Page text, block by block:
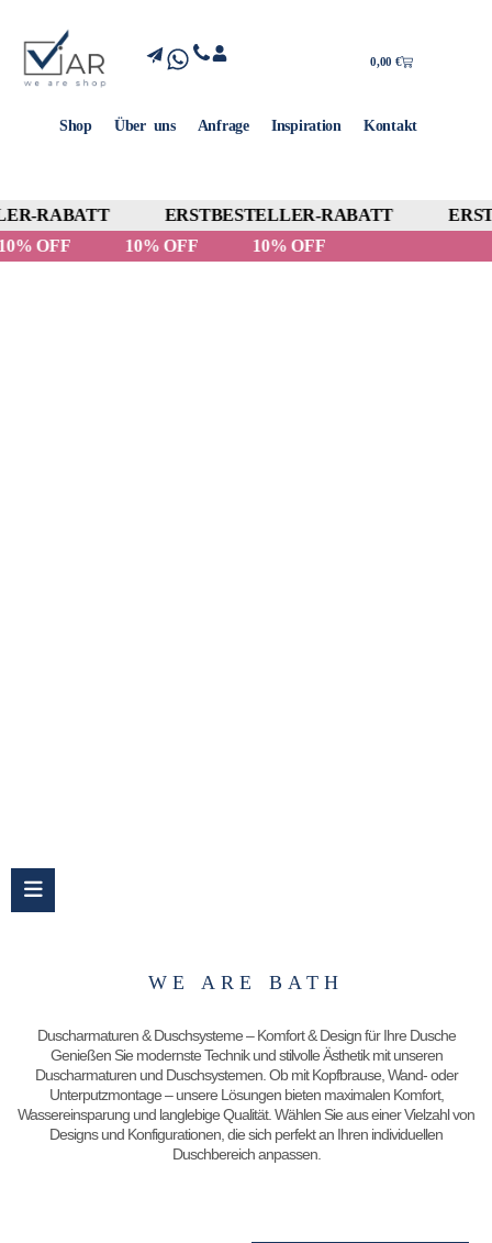
0,00 €
Shop Über uns Anfrage Inspiration Kontakt
RABATT ERSTBESTELLER-RABATT
10% OFF
10% OFF 10% OFF
WE ARE BATH
Duscharmaturen & Duschsysteme – Komfort & Design für Ihre Dusche
Genießen Sie modernste Technik und stilvolle Ästhetik mit unseren
Duscharmaturen und Duschsystemen. Ob mit Kopfbrause, Wand- oder
Unterputzmontage – unsere Lösungen bieten maximalen Komfort,
Wassereinsparung und langlebige Qualität. Wählen Sie aus einer Vielzahl von
Designs und Konfigurationen, die sich perfekt an Ihren individuellen
Duschbereich anpassen.